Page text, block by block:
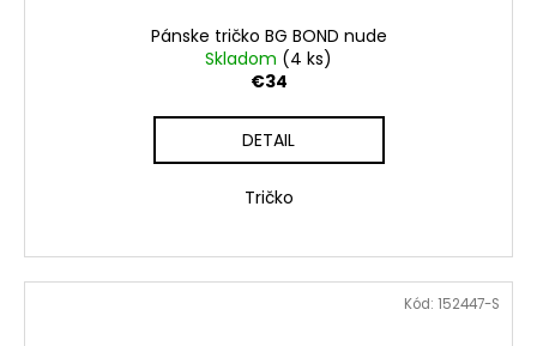
Pánske tričko BG BOND nude
Skladom (4 ks)
€34
DETAIL
Tričko
Kód: 152447-S